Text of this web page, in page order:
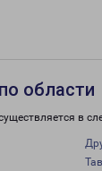
области
в